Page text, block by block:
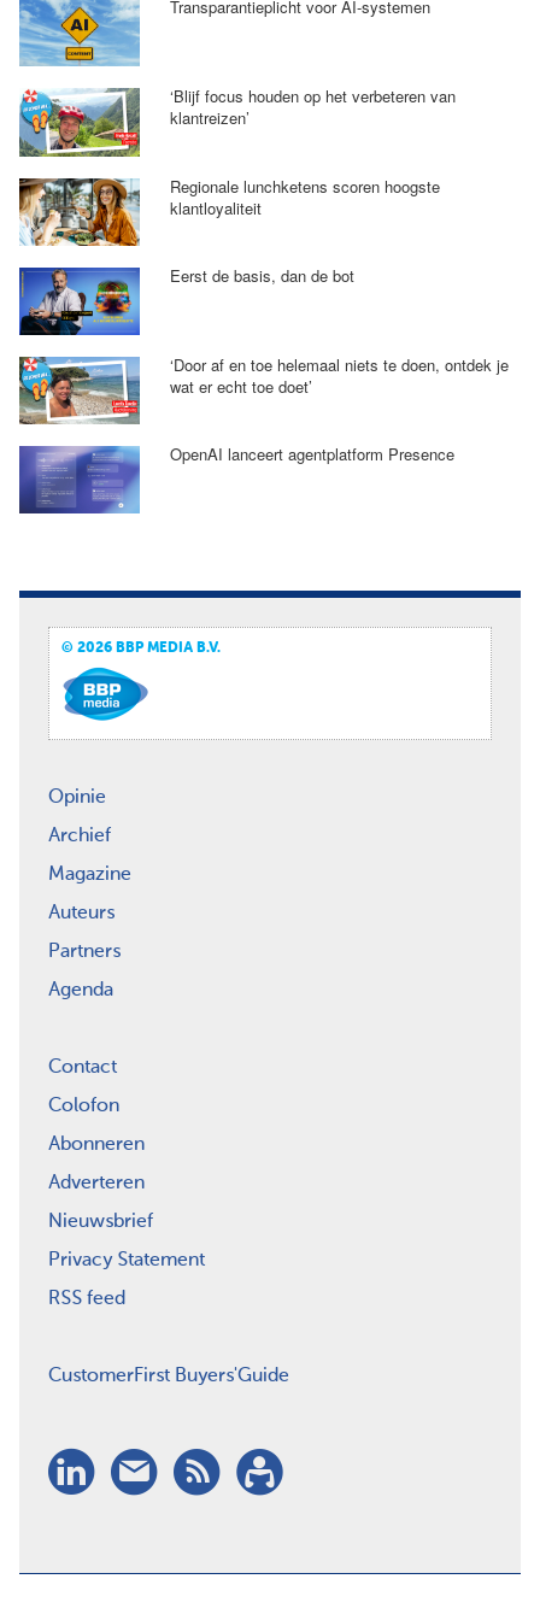
Transparantieplicht voor AI-systemen
‘Blijf focus houden op het verbeteren van
klantreizen’
Regionale lunchketens scoren hoogste
klantloyaliteit
Eerst de basis, dan de bot
‘Door af en toe helemaal niets te doen, ontdek je
wat er echt toe doet’
OpenAI lanceert agentplatform Presence
© 2026 BBP MEDIA B.V.
Opinie
Archief
Magazine
Auteurs
Partners
Agenda
Contact
Colofon
Abonneren
Adverteren
Nieuwsbrief
Privacy Statement
RSS feed
CustomerFirst Buyers'Guide
LinkedIn
Nieuwsbrief
RSSAbonneren